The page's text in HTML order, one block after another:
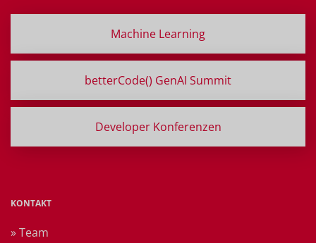
Machine Learning
betterCode() GenAI Summit
Developer Konferenzen
KONTAKT
» Team